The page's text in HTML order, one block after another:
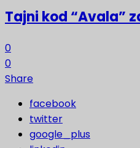
Tajni kod “Avala”
0
0
Share
facebook
twitter
google_plus